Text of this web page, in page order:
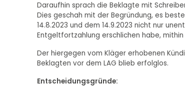
Daraufhin sprach die Beklagte mit
Dies geschah mit der Begründung, es
14.8.2023 und dem 14.9.2023 nicht nur
Entgeltfortzahlung erschlichen habe,
Der hiergegen vom Kläger erhobenen
Beklagten vor dem LAG blieb erfolglos.
Entscheidungsgründe: